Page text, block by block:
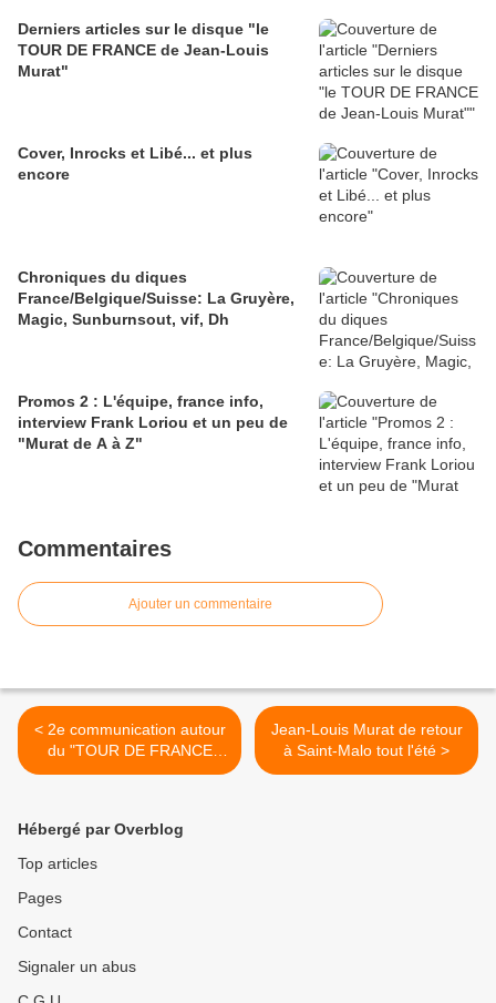
Derniers articles sur le disque "le
TOUR DE FRANCE de Jean-Louis
Murat"
Cover, Inrocks et Libé... et plus
encore
Chroniques du diques
France/Belgique/Suisse: La Gruyère,
Magic, Sunburnsout, vif, Dh
Promos 2 : L'équipe, france info,
interview Frank Loriou et un peu de
"Murat de A à Z"
Commentaires
Ajouter un commentaire
< 2e communication autour
du "TOUR DE FRANCE
2022" de Jean-Louis Murat,
Jean-Louis Murat de retour
à Saint-Malo tout l'été >
Hébergé par Overblog
Top articles
Pages
Contact
Signaler un abus